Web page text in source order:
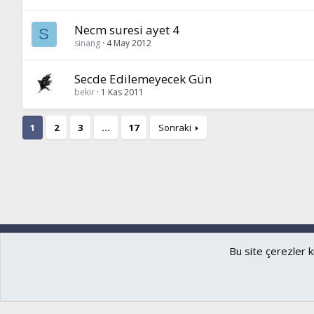
S Necm suresi ayet 4
sinang 4 May 2012
Secde Edilemeyecek Gün
bekir 1 Kas 2011
1 2 3 … 17 Sonraki
Bu site çerezler